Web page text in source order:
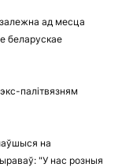
ад месца
беларускае
палітвязням
на
"У нас розныя